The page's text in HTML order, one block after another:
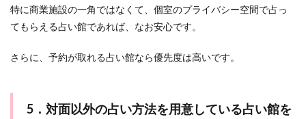
特に商業施設の一角ではなくて、個室のプライバシー空間で占っ
てもらえる占い館であれば、なお安心です。
さらに、予約が取れる占い館なら優先度は高いです。
5．対面以外の占い方法を用意している占い館を